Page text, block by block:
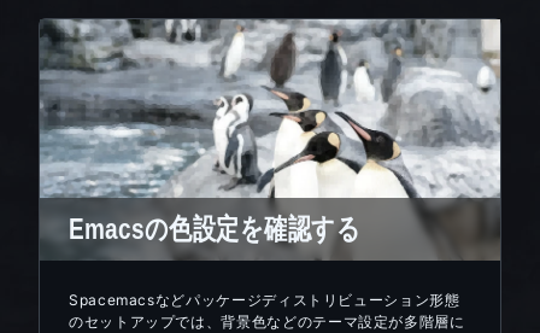
Emacsの色設定を確認する
Spacemacsなどパッケージディストリビューション形態
のセットアップでは、背景色などのテーマ設定が多階層に